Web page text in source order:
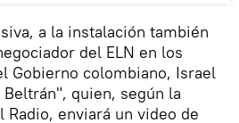
a la instalación también
del ELN en los
Gobierno colombiano, Israel
quien, según la
Radio, enviará un video de